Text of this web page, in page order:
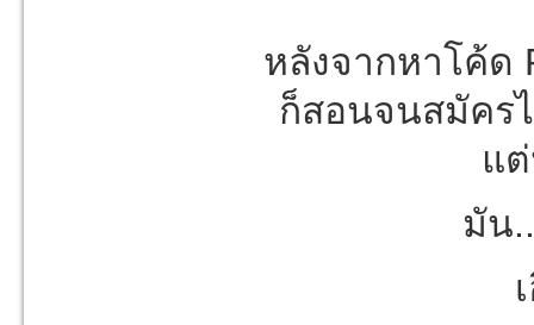
หลังจากหาโค้ด
ก็สอนจนสมัคร
แ
มัน